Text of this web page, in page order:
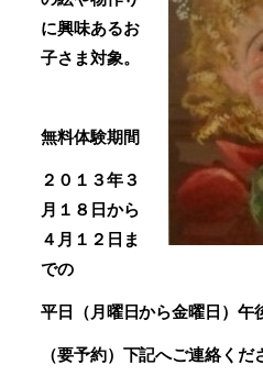
に興味あるお
子さま対象。
無料体験期間
２０１３年３
月１８日から
４月１２日ま
での
平日（月曜日から金曜日）午
（要予約）下記へご連絡くだ